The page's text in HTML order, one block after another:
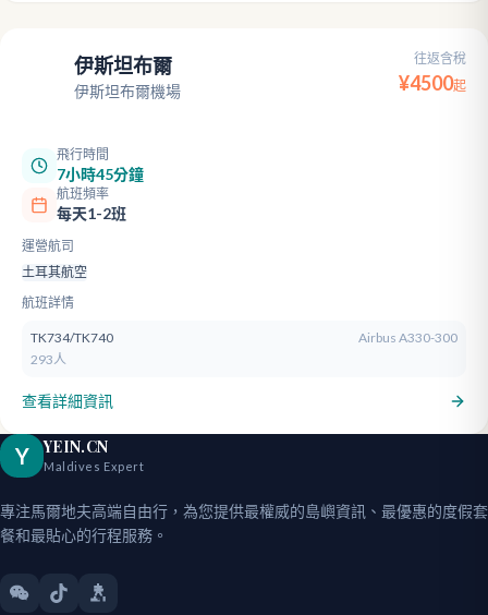
伊斯坦布爾
伊斯坦布爾機場
往返含稅
¥4500起
飛行時間
7小時45分鐘
航班頻率
每天1-2班
運營航司
土耳其航空
航班詳情
TK734/TK740
Airbus A330-300
293人
查看詳細資訊
Y YEIN.CN
Maldives Expert
專注馬爾地夫高端自由行，為您提供最權威的島嶼資訊、最優惠的度假套
餐和最貼心的行程服務。